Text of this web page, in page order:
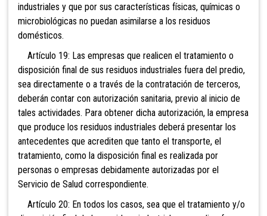
industriales y que por sus características físicas, químicas o
microbiológicas no puedan asimilarse a los residuos
domésticos.
Artículo 19: Las empresas que realicen el tratamiento o
disposición final de sus residuos industriales fuera del predio,
sea directamente o a través de la contratación de terceros,
deberán contar con autorización sanitaria, previo al inicio de
tales actividades. Para obtener dicha autorización, la empresa
que produce los residuos industriales deberá presentar los
antecedentes que acrediten que tanto el transporte, el
tratamiento, como la disposición final es realizada por
personas o empresas debidamente autorizadas por el
Servicio de Salud correspondiente.
Artículo 20: En todos los casos, sea que el tratamiento y/o